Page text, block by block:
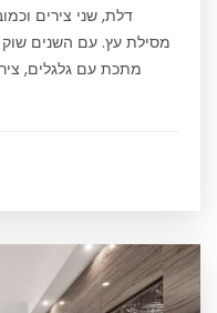
דלת, שני צירים
מסילת עץ. עם השנים שוק
מתכת עם גלגלים,